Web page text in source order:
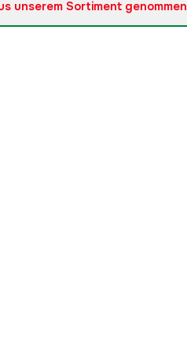
unserem Sortiment genommen